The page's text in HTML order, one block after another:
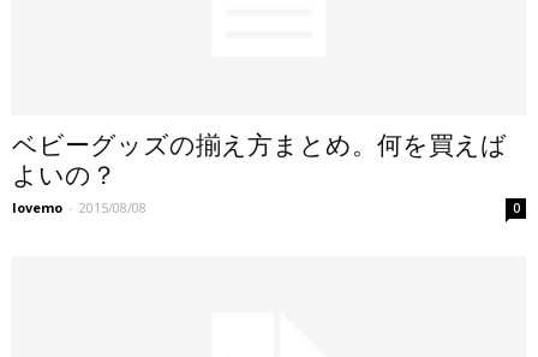
ベビーグッズの揃え方まとめ。何を買えば
よいの？
lovemo - 2015/08/08 0